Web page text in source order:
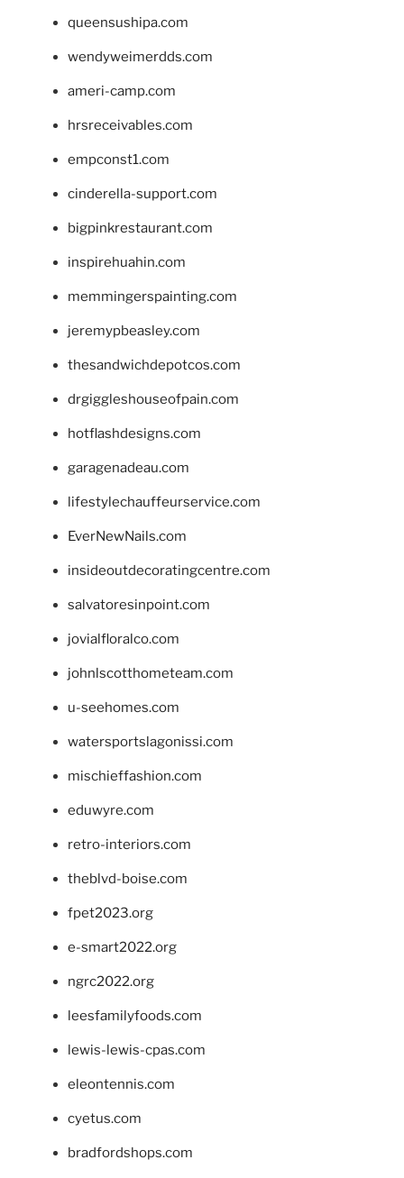
queensushipa.com
wendyweimerdds.com
ameri-camp.com
hrsreceivables.com
empconst1.com
cinderella-support.com
bigpinkrestaurant.com
inspirehuahin.com
memmingerspainting.com
jeremypbeasley.com
thesandwichdepotcos.com
drgiggleshouseofpain.com
hotflashdesigns.com
garagenadeau.com
lifestylechauffeurservice.com
EverNewNails.com
insideoutdecoratingcentre.com
salvatoresinpoint.com
jovialfloralco.com
johnlscotthometeam.com
u-seehomes.com
watersportslagonissi.com
mischieffashion.com
eduwyre.com
retro-interiors.com
theblvd-boise.com
fpet2023.org
e-smart2022.org
ngrc2022.org
leesfamilyfoods.com
lewis-lewis-cpas.com
eleontennis.com
cyetus.com
bradfordshops.com